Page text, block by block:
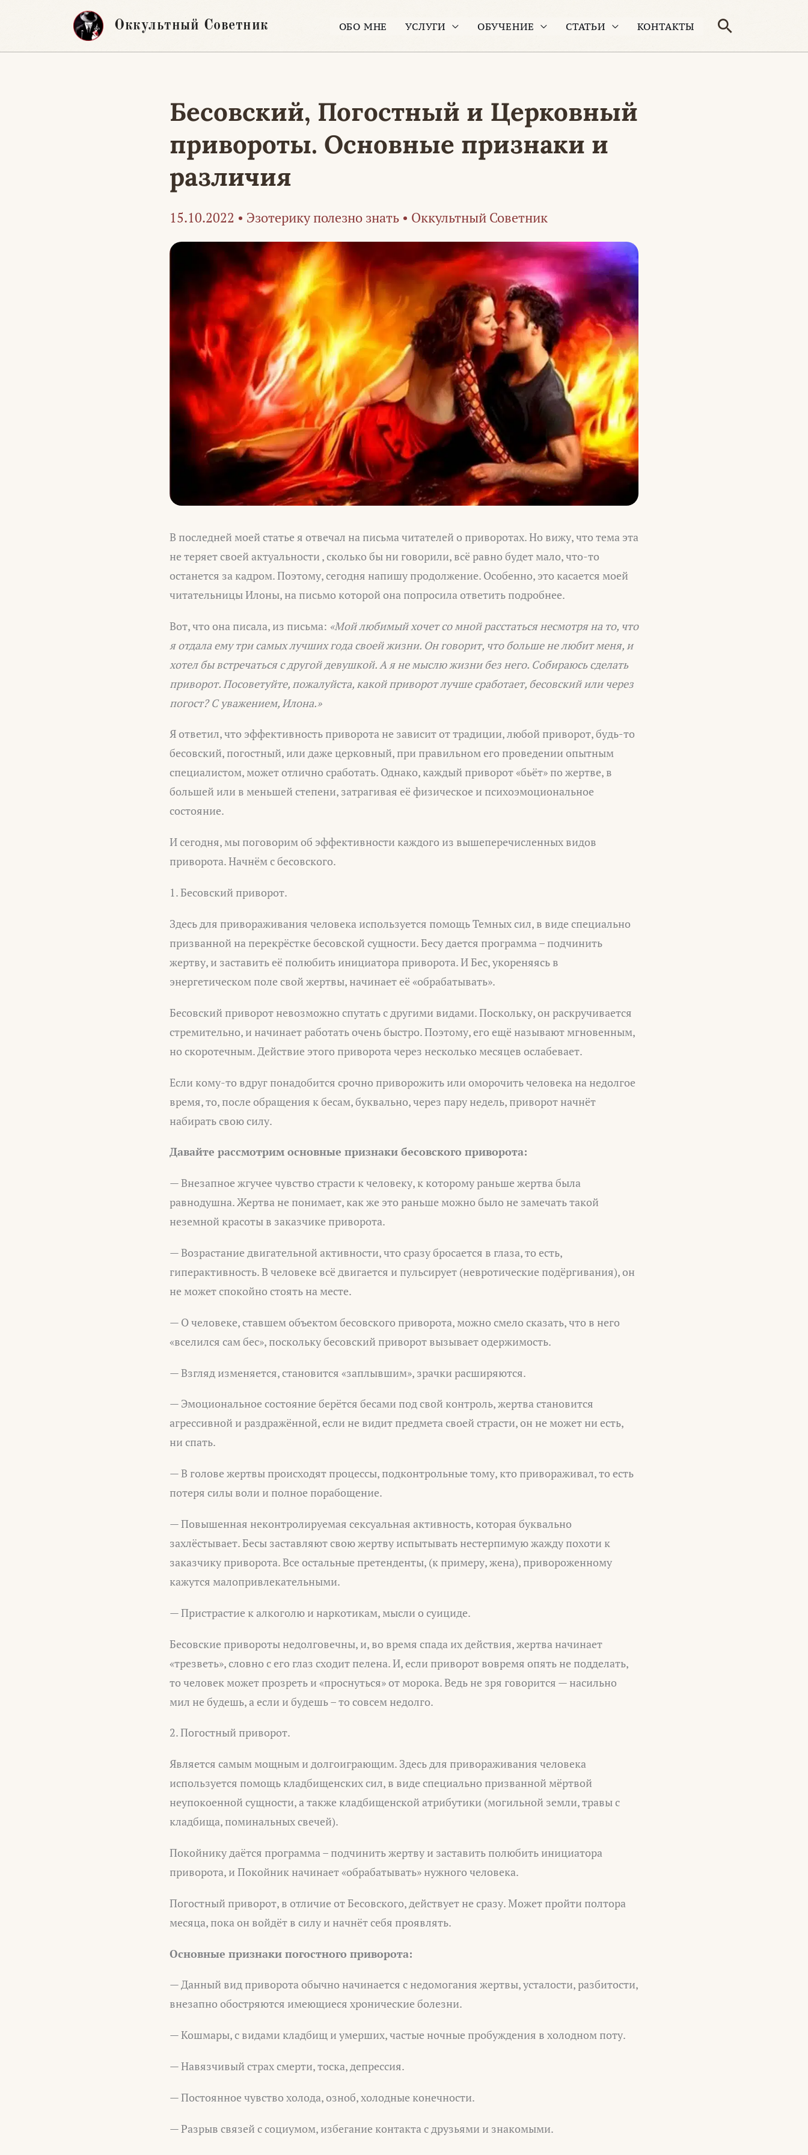
Оккультный Советник ОБО МНЕ УСЛУГИ ОБУЧЕНИЕ СТАТЬИ КОНТАКТЫ Поиск
Бесовский, Погостный и Церковный
привороты. Основные признаки и
различия
15.10.2022 • Эзотерику полезно знать • Оккультный Советник
В последней моей статье я отвечал на письма читателей о приворотах. Но вижу, что тема эта
не теряет своей актуальности , сколько бы ни говорили, всё равно будет мало, что-то
останется за кадром. Поэтому, сегодня напишу продолжение. Особенно, это касается моей
читательницы Илоны, на письмо которой она попросила ответить подробнее.
Вот, что она писала, из письма: «Мой любимый хочет со мной расстаться несмотря на то, что
я отдала ему три самых лучших года своей жизни. Он говорит, что больше не любит меня, и
хотел бы встречаться с другой девушкой. А я не мыслю жизни без него. Собираюсь сделать
приворот. Посоветуйте, пожалуйста, какой приворот лучше сработает, бесовский или через
погост? С уважением, Илона.»
Я ответил, что эффективность приворота не зависит от традиции, любой приворот, будь-то
бесовский, погостный, или даже церковный, при правильном его проведении опытным
специалистом, может отлично сработать. Однако, каждый приворот «бьёт» по жертве, в
большей или в меньшей степени, затрагивая её физическое и психоэмоциональное
состояние.
И сегодня, мы поговорим об эффективности каждого из вышеперечисленных видов
приворота. Начнём с бесовского.
1. Бесовский приворот.
Здесь для привораживания человека используется помощь Темных сил, в виде специально
призванной на перекрёстке бесовской сущности. Бесу дается программа – подчинить
жертву, и заставить её полюбить инициатора приворота. И Бес, укореняясь в
энергетическом поле свой жертвы, начинает её «обрабатывать».
Бесовский приворот невозможно спутать с другими видами. Поскольку, он раскручивается
стремительно, и начинает работать очень быстро. Поэтому, его ещё называют мгновенным,
но скоротечным. Действие этого приворота через несколько месяцев ослабевает.
Если кому-то вдруг понадобится срочно приворожить или оморочить человека на недолгое
время, то, после обращения к бесам, буквально, через пару недель, приворот начнёт
набирать свою силу.
Давайте рассмотрим основные признаки бесовского приворота:
— Внезапное жгучее чувство страсти к человеку, к которому раньше жертва была
равнодушна. Жертва не понимает, как же это раньше можно было не замечать такой
неземной красоты в заказчике приворота.
— Возрастание двигательной активности, что сразу бросается в глаза, то есть,
гиперактивность. В человеке всё двигается и пульсирует (невротические подёргивания), он
не может спокойно стоять на месте.
— О человеке, ставшем объектом бесовского приворота, можно смело сказать, что в него
«вселился сам бес», поскольку бесовский приворот вызывает одержимость.
— Взгляд изменяется, становится «заплывшим», зрачки расширяются.
— Эмоциональное состояние берётся бесами под свой контроль, жертва становится
агрессивной и раздражённой, если не видит предмета своей страсти, он не может ни есть,
ни спать.
— В голове жертвы происходят процессы, подконтрольные тому, кто привораживал, то есть
потеря силы воли и полное порабощение.
— Повышенная неконтролируемая сексуальная активность, которая буквально
захлёстывает. Бесы заставляют свою жертву испытывать нестерпимую жажду похоти к
заказчику приворота. Все остальные претенденты, (к примеру, жена), привороженному
кажутся малопривлекательными.
— Пристрастие к алкоголю и наркотикам, мысли о суициде.
Бесовские привороты недолговечны, и, во время спада их действия, жертва начинает
«трезветь», словно с его глаз сходит пелена. И, если приворот вовремя опять не подделать,
то человек может прозреть и «проснуться» от морока. Ведь не зря говорится — насильно
мил не будешь, а если и будешь – то совсем недолго.
2. Погостный приворот.
Является самым мощным и долгоиграющим. Здесь для привораживания человека
используется помощь кладбищенских сил, в виде специально призванной мёртвой
неупокоенной сущности, а также кладбищенской атрибутики (могильной земли, травы с
кладбища, поминальных свечей).
Покойнику даётся программа – подчинить жертву и заставить полюбить инициатора
приворота, и Покойник начинает «обрабатывать» нужного человека.
Погостный приворот, в отличие от Бесовского, действует не сразу. Может пройти полтора
месяца, пока он войдёт в силу и начнёт себя проявлять.
Основные признаки погостного приворота:
— Данный вид приворота обычно начинается с недомогания жертвы, усталости, разбитости,
внезапно обостряются имеющиеся хронические болезни.
— Кошмары, с видами кладбищ и умерших, частые ночные пробуждения в холодном поту.
— Навязчивый страх смерти, тоска, депрессия.
— Постоянное чувство холода, озноб, холодные конечности.
— Разрыв связей с социумом, избегание контакта с друзьями и знакомыми.